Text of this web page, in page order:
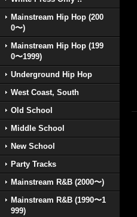
Mainstream Hip Hop (200
0〜)
Mainstream Hip Hop (199
0〜1999)
Underground Hip Hop
West Coast, South
Old School
Middle School
New School
Party Tracks
Mainstream R&B (2000〜)
Mainstream R&B (1990〜1
999)